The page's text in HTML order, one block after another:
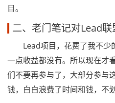
目。
二、老门笔记对Lead
Lead项目，花费了我不少
一点收益都没有。所以现在才
们不要再参与了，大部分参与
钱，白白浪费了时间和钱，不划